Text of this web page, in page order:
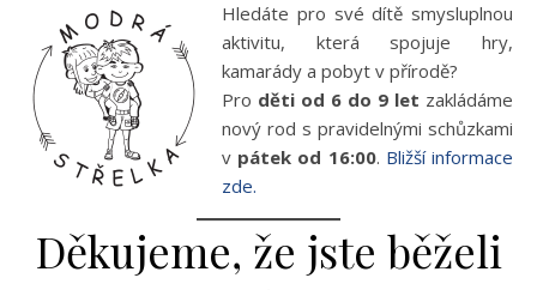
Hledáte pro své dítě smysluplnou
aktivitu, která spojuje hry,
kamarády a pobyt v přírodě?
Pro děti od 6 do 9 let zakládáme
nový rod s pravidelnými schůzkami
v pátek od 16:00. Bližší informace
zde.
Děkujeme, že jste běželi